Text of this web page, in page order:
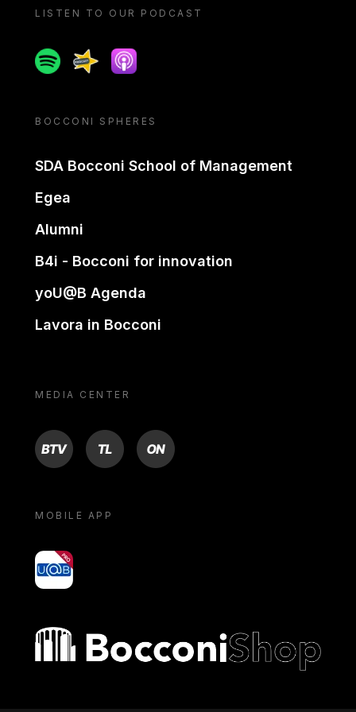
LISTEN TO OUR PODCAST
SpotifySpreakerApple podcast
BOCCONI SPHERES
SDA Bocconi School of Management
Egea
Alumni
B4i - Bocconi for innovation
yoU@B Agenda
Lavora in Bocconi
MEDIA CENTER
BTV TL ON
MOBILE APP
yoU@B
Bocconi shop